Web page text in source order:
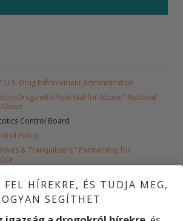
U.S. Drug Enforcement Administration
Drugs with Potential for Abuse,” National
Control Board
Policy
& Tranquilizers,” Partnership for
Crimes and Drugs, 12 March 2008
Abuse Research
HÍREKRE, ÉS TUDJA MEG,
SEGÍTHET